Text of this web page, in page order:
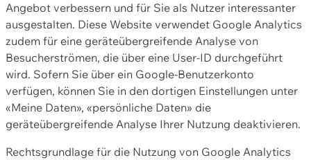
Angebot verbessern und für Sie als Nutzer interessanter
ausgestalten. Diese Website verwendet Google Analytics
zudem für eine geräteübergreifende Analyse von
Besucherströmen, die über eine User-ID durchgeführt
wird. Sofern Sie über ein Google-Benutzerkonto
verfügen, können Sie in den dortigen Einstellungen unter
«Meine Daten», «persönliche Daten» die
geräteübergreifende Analyse Ihrer Nutzung deaktivieren.
Rechtsgrundlage für die Nutzung von Google Analytics